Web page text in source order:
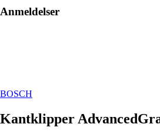
Anmeldelser
BOSCH
Kantklipper